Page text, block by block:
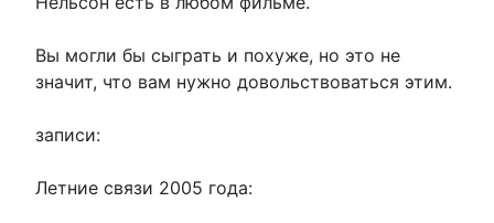
Вы могли бы сыграть и похуже, но это не
значит, что вам нужно довольствоваться этим.
записи:
Летние связи 2005 года: